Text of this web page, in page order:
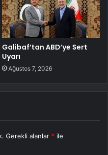
Galibaf’tan ABD’ye Sert
Uyarı
Ağustos 7, 2026
Gerekli alanlar * ile